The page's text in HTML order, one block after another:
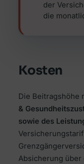
der
die
Kosten
Die Beitragshöhe
&
sowie des
Absicherung